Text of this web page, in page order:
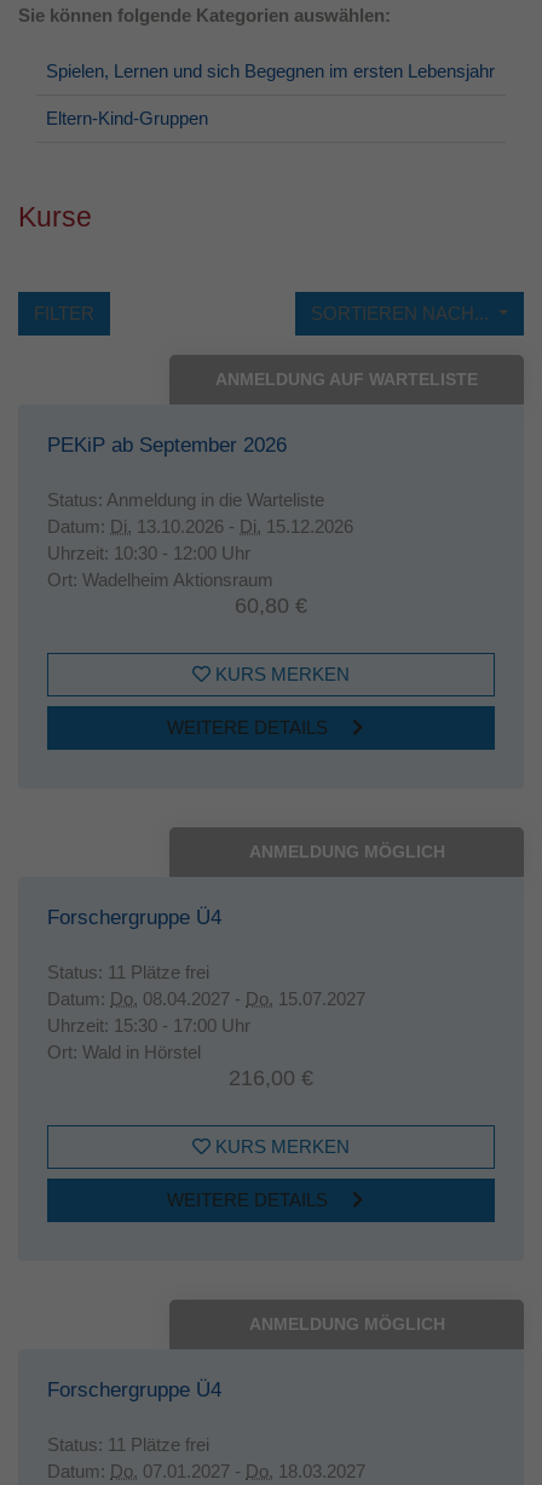
Sie können folgende Kategorien auswählen:
Spielen, Lernen und sich Begegnen im ersten Lebensjahr
Eltern-Kind-Gruppen
Kurse
SORTIEREN NACH...
FILTER
ANMELDUNG AUF WARTELISTE
PEKiP ab September 2026
Status: Anmeldung in die Warteliste
Datum: Di. 13.10.2026 - Di. 15.12.2026
Uhrzeit: 10:30 - 12:00 Uhr
Ort: Wadelheim Aktionsraum
60,80 €
KURS MERKEN
WEITERE DETAILS
ANMELDUNG MÖGLICH
Forschergruppe Ü4
Status: 11 Plätze frei
Datum: Do. 08.04.2027 - Do. 15.07.2027
Uhrzeit: 15:30 - 17:00 Uhr
Ort: Wald in Hörstel
216,00 €
KURS MERKEN
WEITERE DETAILS
ANMELDUNG MÖGLICH
Forschergruppe Ü4
Status: 11 Plätze frei
Datum: Do. 07.01.2027 - Do. 18.03.2027
Zweck
Dieses Cookie wird verwendet, um Ihre
Cookie-Einstellungen für diese Website zu